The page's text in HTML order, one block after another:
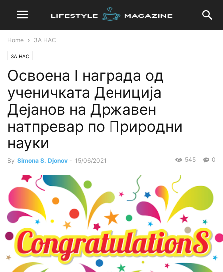
Home ЗА НАС
ЗА НАС
Освоенa I награда од
ученичката Дениција
Дејанов на Државен
натпревар по Природни
науки
By Simona S. Djonov - 15/06/2021 0
545